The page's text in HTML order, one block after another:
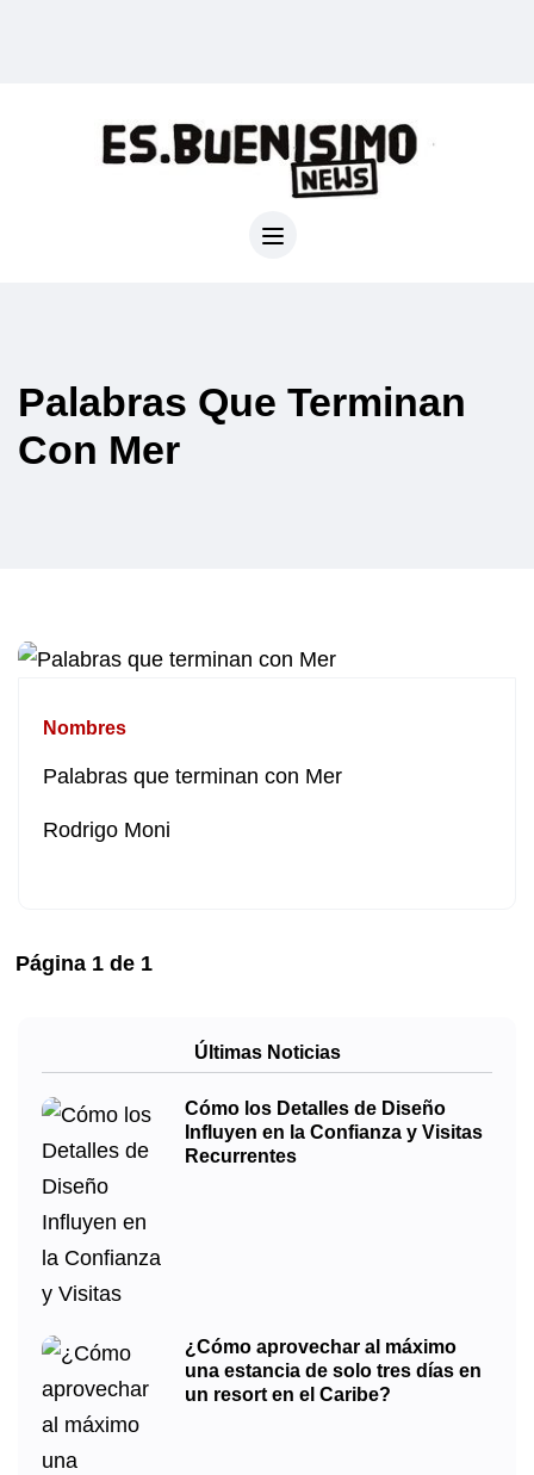
Palabras Que Terminan
Con Mer
Nombres
Palabras que terminan con Mer
Rodrigo Moni
Página 1 de 1
Últimas Noticias
Cómo los Detalles de Diseño
Influyen en la Confianza y Visitas
Recurrentes
¿Cómo aprovechar al máximo
una estancia de solo tres días en
un resort en el Caribe?